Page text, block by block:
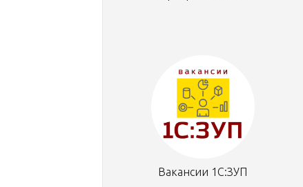
Вакансии 1С:ЗУП